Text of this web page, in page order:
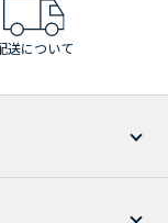
送について